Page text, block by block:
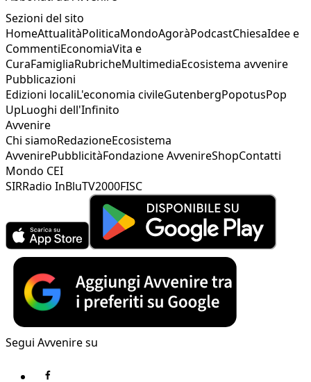
Sezioni del sito
HomeAttualitàPoliticaMondoAgoràPodcastChiesaIdee e
CommentiEconomiaVita e
CuraFamigliaRubricheMultimediaEcosistema avvenire
Pubblicazioni
Edizioni localiL'economia civileGutenbergPopotusPop
UpLuoghi dell'Infinito
Avvenire
Chi siamoRedazioneEcosistema
AvvenirePubblicitàFondazione AvvenireShopContatti
Mondo CEI
SIRRadio InBluTV2000FISC
Segui Avvenire su